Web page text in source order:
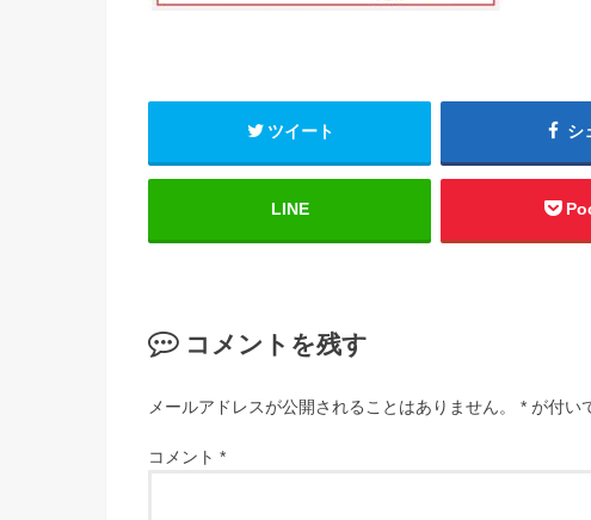
ツイート シ
LINE
コメントを残す
メールアドレスが公開されることはありません。 * が付い
コメント *